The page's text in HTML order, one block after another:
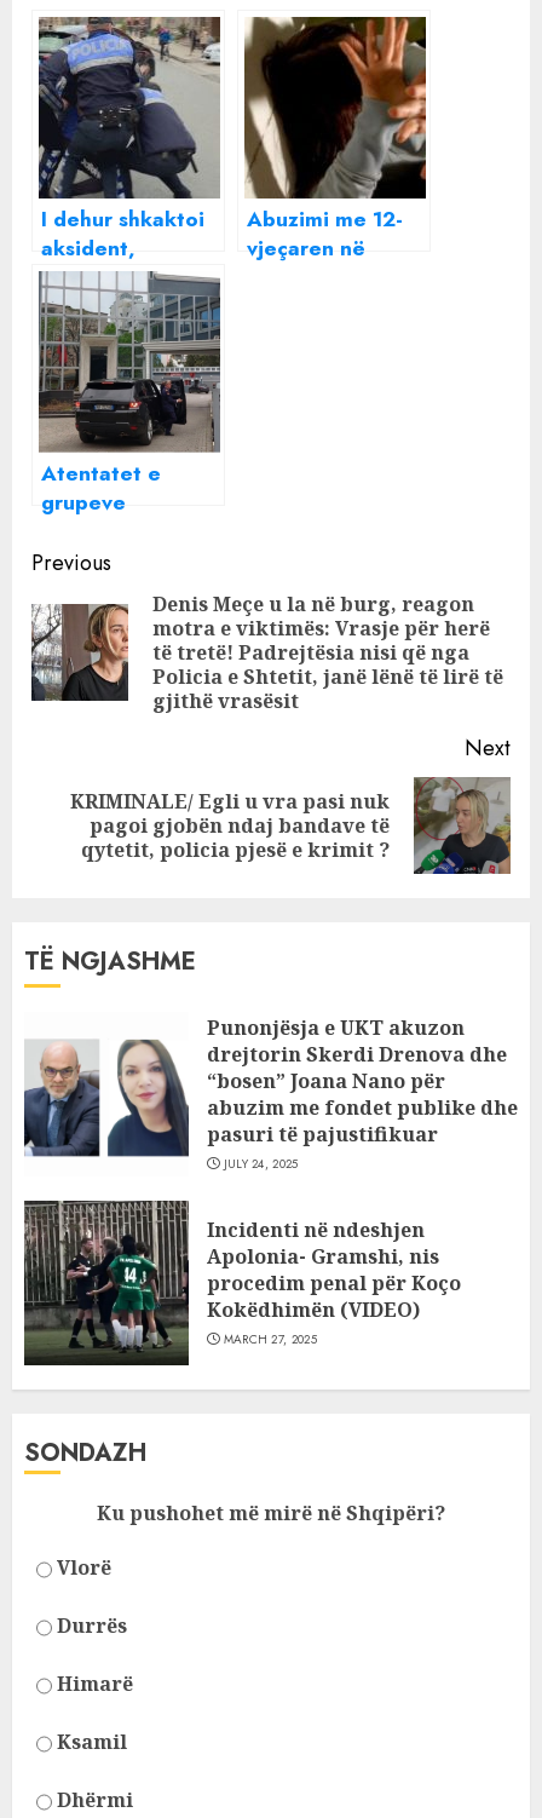
I dehur shkaktoi
aksident,
arrestohet
nënkomisari i
policisë në
Pogradec
Abuzimi me 12-
vjeçaren në
Atentatet e
grupeve
Rrumbullaku i
drejtorit të
Policisë së
Tiranës,
zbardhen detajet
Continue
Reading
Previous
Denis Meçe u la në burg, reagon
motra e viktimës: Vrasje për herë
të tretë! Padrejtësia nisi që nga
Policia e Shtetit, janë lënë të lirë të
gjithë vrasësit
Next
Next
KRIMINALE/ Egli u vra pasi nuk
pagoi gjobën ndaj bandave të
qytetit, policia pjesë e krimit ?
TË NGJASHME
Punonjësja e UKT akuzon
drejtorin Skerdi Drenova dhe
“bosen” Joana Nano për
abuzim me fondet publike dhe
pasuri të pajustifikuar
JULY 24, 2025
Incidenti në ndeshjen
Apolonia- Gramshi, nis
procedim penal për Koço
Kokëdhimën (VIDEO)
MARCH 27, 2025
SONDAZH
Ku pushohet më mirë në Shqipëri?
Vlorë
Durrës
Himarë
Ksamil
Dhërmi